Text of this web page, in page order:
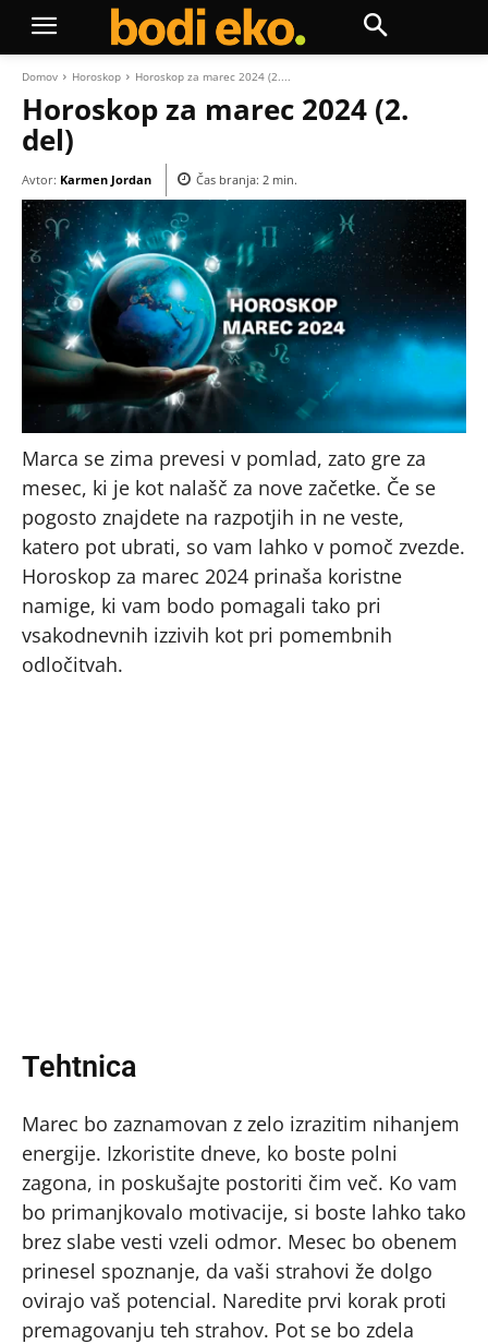
Domov Horoskop Horoskop za marec 2024 (2....
Horoskop za marec 2024 (2.
del)
Avtor: Karmen Jordan Čas branja: 2 min.
Marca se zima prevesi v pomlad, zato gre za
mesec, ki je kot nalašč za nove začetke. Če se
pogosto znajdete na razpotjih in ne veste,
katero pot ubrati, so vam lahko v pomoč zvezde.
Horoskop za marec 2024 prinaša koristne
namige, ki vam bodo pomagali tako pri
vsakodnevnih izzivih kot pri pomembnih
odločitvah.
Tehtnica
Marec bo zaznamovan z zelo izrazitim nihanjem
energije. Izkoristite dneve, ko boste polni
zagona, in poskušajte postoriti čim več. Ko vam
bo primanjkovalo motivacije, si boste lahko tako
brez slabe vesti vzeli odmor. Mesec bo obenem
prinesel spoznanje, da vaši strahovi že dolgo
ovirajo vaš potencial. Naredite prvi korak proti
premagovanju teh strahov. Pot se bo zdela